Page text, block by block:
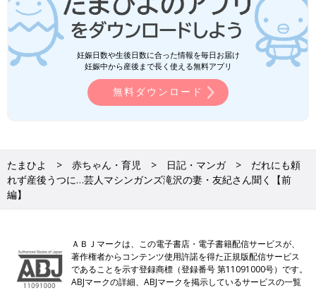
妊娠日数や生後日数に合った情報を毎日お届け
妊娠中から産後まで長く使える無料アプリ
無料ダウンロード
たまひよ 赤ちゃん・育児 日記・マンガ
だれにも頼
れず産後うつに…芸人マシンガンズ滝沢の妻・友紀さん聞く【前
編】
ＡＢＪマークは、この電子書店・電子書籍配信サービスが、
著作権者からコンテンツ使用許諾を得た正規版配信サービス
であることを示す登録商標（登録番号 第11091000号）です。
ABJマークの詳細、ABJマークを掲示しているサービスの一覧